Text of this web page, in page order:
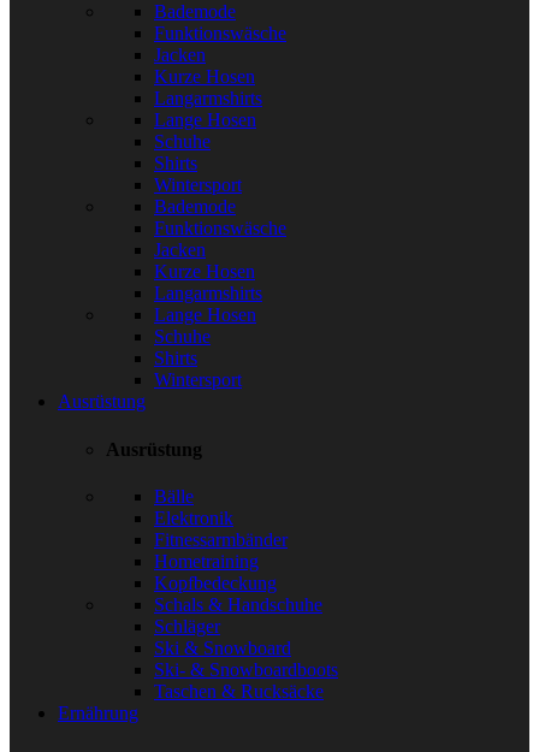
Bademode
Funktionswäsche
Jacken
Kurze Hosen
Langarmshirts
Lange Hosen
Schuhe
Shirts
Wintersport
Bademode
Funktionswäsche
Jacken
Kurze Hosen
Langarmshirts
Lange Hosen
Schuhe
Shirts
Wintersport
Ausrüstung
Ausrüstung
Bälle
Elektronik
Fitnessarmbänder
Hometraining
Kopfbedeckung
Schals & Handschuhe
Schläger
Ski & Snowboard
Ski- & Snowboardboots
Taschen & Rucksäcke
Ernährung